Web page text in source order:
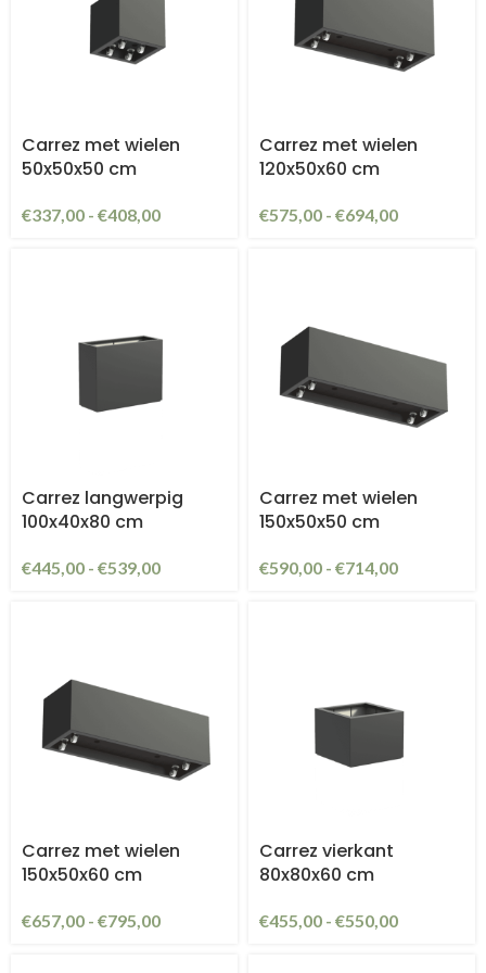
Carrez met wielen
50x50x50 cm
€337,00 - €408,00
Carrez met wielen
120x50x60 cm
€575,00 - €694,00
Carrez langwerpig
100x40x80 cm
€445,00 - €539,00
Carrez met wielen
150x50x50 cm
€590,00 - €714,00
Carrez met wielen
150x50x60 cm
€657,00 - €795,00
Carrez vierkant
80x80x60 cm
€455,00 - €550,00